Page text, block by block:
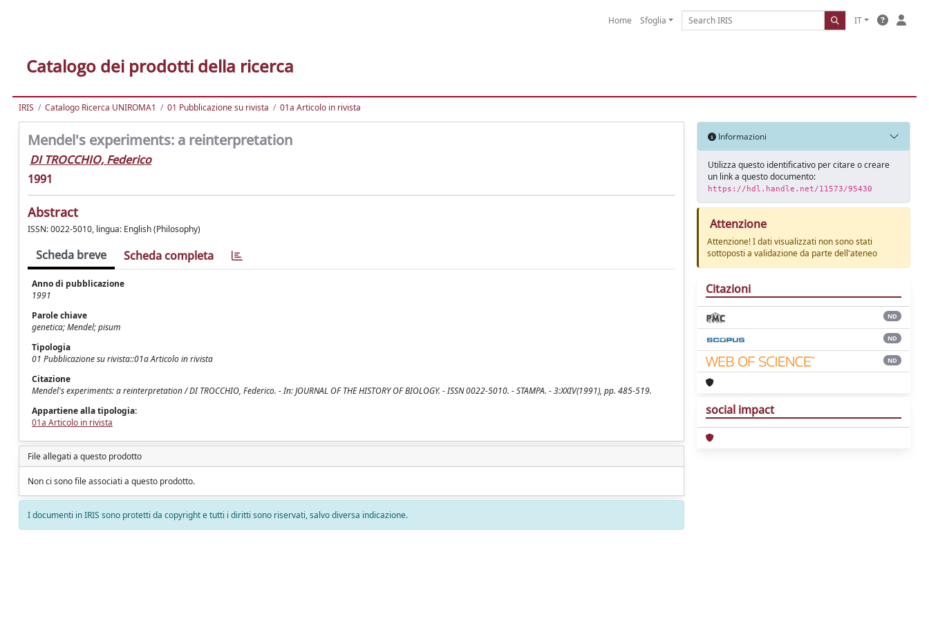
Home Sfoglia IT
Catalogo dei prodotti della ricerca
IRIS Catalogo Ricerca UNIROMA1 01 Pubblicazione su rivista 01a Articolo in rivista
Mendel's experiments: a reinterpretation
DI TROCCHIO, Federico
1991
Abstract
ISSN: 0022-5010, lingua: English (Philosophy)
Scheda breve Scheda completa
Anno di pubblicazione
1991
Parole chiave
genetica; Mendel; pisum
Tipologia
01 Pubblicazione su rivista::01a Articolo in rivista
Citazione
Mendel's experiments: a reinterpretation / DI TROCCHIO, Federico. - In: JOURNAL OF THE HISTORY OF BIOLOGY. - ISSN 0022-5010. - STAMPA. - 3:XXIV(1991), pp. 485-519.
Appartiene alla tipologia:
01a Articolo in rivista
File allegati a questo prodotto
Non ci sono file associati a questo prodotto.
I documenti in IRIS sono protetti da copyright e tutti i diritti sono riservati, salvo diversa indicazione.
Informazioni
Utilizza questo identificativo per citare o creare
un link a questo documento:
https://hdl.handle.net/11573/95430
Attenzione
Attenzione! I dati visualizzati non sono stati
sottoposti a validazione da parte dell'ateneo
Citazioni
ND
ND
ND
social impact